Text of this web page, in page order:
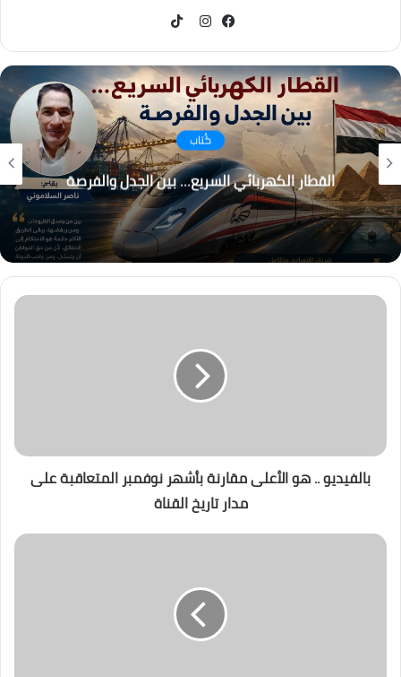
كُتاب
القطار الكهربائي السريع… بين الجدل والفرصة
بالفيديو .. هو الأعلى مقارنة بأشهر نوفمبر المتعاقبة على
مدار تاريخ القناة